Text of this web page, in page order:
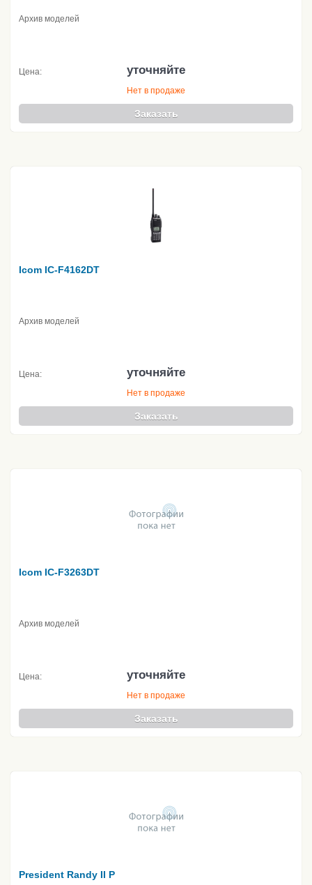
Архив моделей
Цена: уточняйте
Нет в продаже
Заказать
Icom IC-F4162DT
Архив моделей
Цена: уточняйте
Нет в продаже
Заказать
Icom IC-F3263DT
Архив моделей
Цена: уточняйте
Нет в продаже
Заказать
President Randy II P